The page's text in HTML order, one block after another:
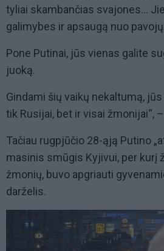
tyliai skambančias svajones...
galimybes ir apsaugą nuo
Pone Putinai, jūs vienas galite
juoką.
Gindami šių vaikų nekaltumą,
tik Rusijai, bet ir visai žmonijai“,
Tačiau rugpjūčio 28-ąją Putino
masinis smūgis Kyjivui, per kurį
žmonių, buvo apgriauti
darželis.